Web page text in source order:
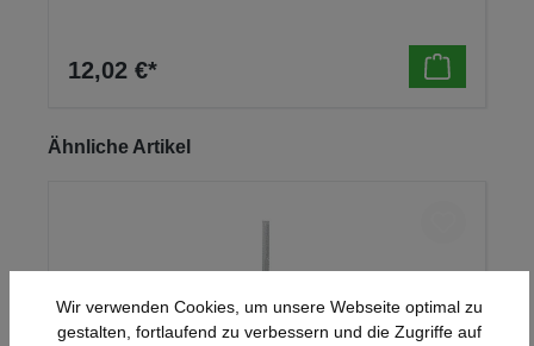
12,02 €*
Produktgalerie überspringen
Ähnliche Artikel
Wir verwenden Cookies, um unsere Webseite optimal zu
gestalten, fortlaufend zu verbessern und die Zugriffe auf